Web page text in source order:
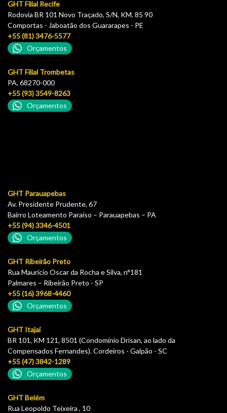
GHT Filial Recife
Rodovia BR 101 Novo Traçado, S/N, KM. 85 90
Comportas - Jaboatão dos Guararapes - PE
+55 (81) 3476-5577
Orçamentos
GHT Filial Trombetas
PA, 68270-000
+55 (93) 3549-8263
Orçamentos
GHT Parauapebas
Av. Presidente Prudente, 67
Bairro Loteamento Paraíso – Parauapebas – PA
+55 (94) 3346-4501
Orçamentos
GHT Ribeirão Preto
Rua Maurício Oscar da Rocha e Silva, n°181
Palmares – Ribeirão Preto - SP
+55 (16) 3968-4460
Orçamentos
GHT Itajaí
BR 101, KM 121, 8501 (Condomínio Drisan, ao lado da
Compensados Fernandes). Cordeiros - Galpão - SC
+55 (47) 3842-1289
Orçamentos
GHT Belém
Rua Leopoldo Teixeira , 10